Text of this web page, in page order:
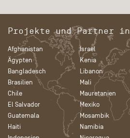
Projekte und Partner in
Afghanistan
Ägypten
Bangladesch
Brasilien
Chile
El Salvador
Guatemala
Haiti
Israel
Kenia
Libanon
Mali
Mauretanien
Mexiko
Mosambik
Namibia